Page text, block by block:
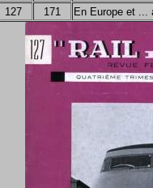
127 171 En Europe et ...